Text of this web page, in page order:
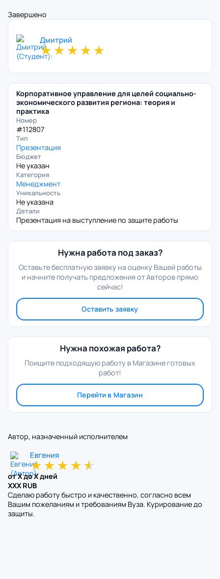
Завершено
Дмитрий
★★★★★
Корпоративное управление для целей социально-
экономического развития региона: теория и
практика
Номер
#112807
Тип
Презентация
Бюджет
Не указан
Категория
Менеджмент
Уникальность
Не указана
Детали
Презентация на выступление по защите работы
Нужна работа под заказ?
Оставьте бесплатную заявку на оценку Вашей работы
и начните получать предложения от Авторов прямо
сейчас!
Оставить заявку
Нужна похожая работа?
Поищите подходящую работу в Магазине готовых
работ!
Перейти в Магазин
Автор, назначенный исполнителем
Евгения
★★★★★
от X до X дней
XXX RUB
Сделаю работу быстро и качественно, согласно всем
Вашим пожеланиям и требованиям Вуза. Курирование до
защиты.